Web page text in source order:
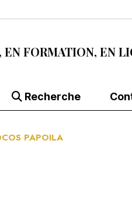
FORMATION, EN
Recherche
PAPOILA